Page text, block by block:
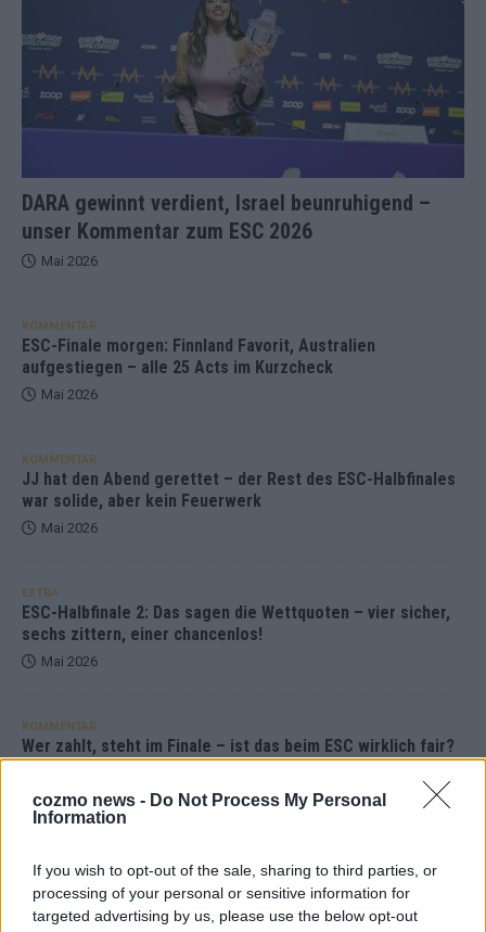
cozmo news - Do Not Process My Personal
Information
If you wish to opt-out of the sale, sharing to third parties, or
processing of your personal or sensitive information for
targeted advertising by us, please use the below opt-out
DARA gewinnt verdient, Israel beunruhigend –
unser Kommentar zum ESC 2026
Mai 2026
KOMMENTAR
ESC-Finale morgen: Finnland Favorit, Australien
aufgestiegen – alle 25 Acts im Kurzcheck
Mai 2026
KOMMENTAR
JJ hat den Abend gerettet – der Rest des ESC-Halbfinales
war solide, aber kein Feuerwerk
Mai 2026
EXTRA
ESC-Halbfinale 2: Das sagen die Wettquoten – vier sicher,
sechs zittern, einer chancenlos!
Mai 2026
KOMMENTAR
Wer zahlt, steht im Finale – ist das beim ESC wirklich fair?
Abend in Bildern